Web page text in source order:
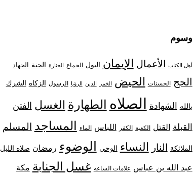
وسوم
أهل الكتاب الأعمال الإيمان البول الجماع الجنازة الجنة الجهاد
الحج الحسنات الحيض الخمر الدين الرؤيا الرسول الزكاه الشرك
بالله الشهادة الصلاه الطهارة الغسل الفتن
القبلة القتل الكعبة الكفر اللباس الماء المساجد المسلم
الملائكة النار النساء الوحي الوضوء رمضان صلاه الليل
عبد الله بن عباس علامات الساعه غسل الجنابة مكة